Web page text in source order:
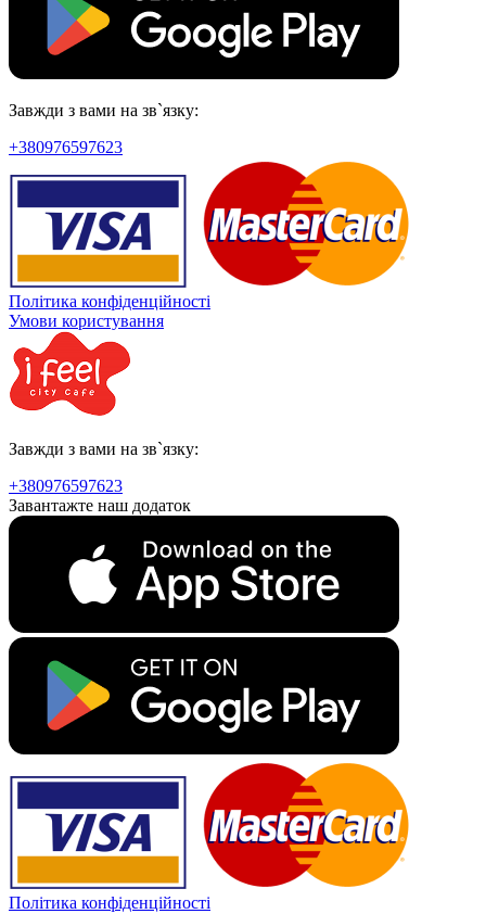
Завжди з вами на зв`язку:
+380976597623
Політика конфіденційності
Умови користування
Завжди з вами на зв`язку:
+380976597623
Завантажте наш додаток
Політика конфіденційності